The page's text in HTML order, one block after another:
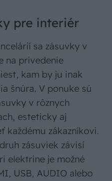
pre interiér
sa zásuvky v
na privedenie
kam by ju inak
šnúra. V ponuke sú
v rôznych
esteticky aj
každému zákazníkovi.
zásuviek závisí
elektrine je možné
USB, AUDIO alebo